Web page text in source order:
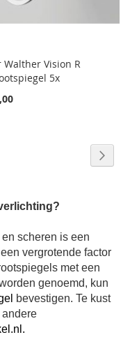
Walther Vision R
5x
scheren is een
vergrotende factor
met een
genoemd, kun
bevestigen. Te kust
andere